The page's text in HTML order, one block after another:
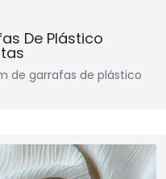
De Plástico
de garrafas de plástico